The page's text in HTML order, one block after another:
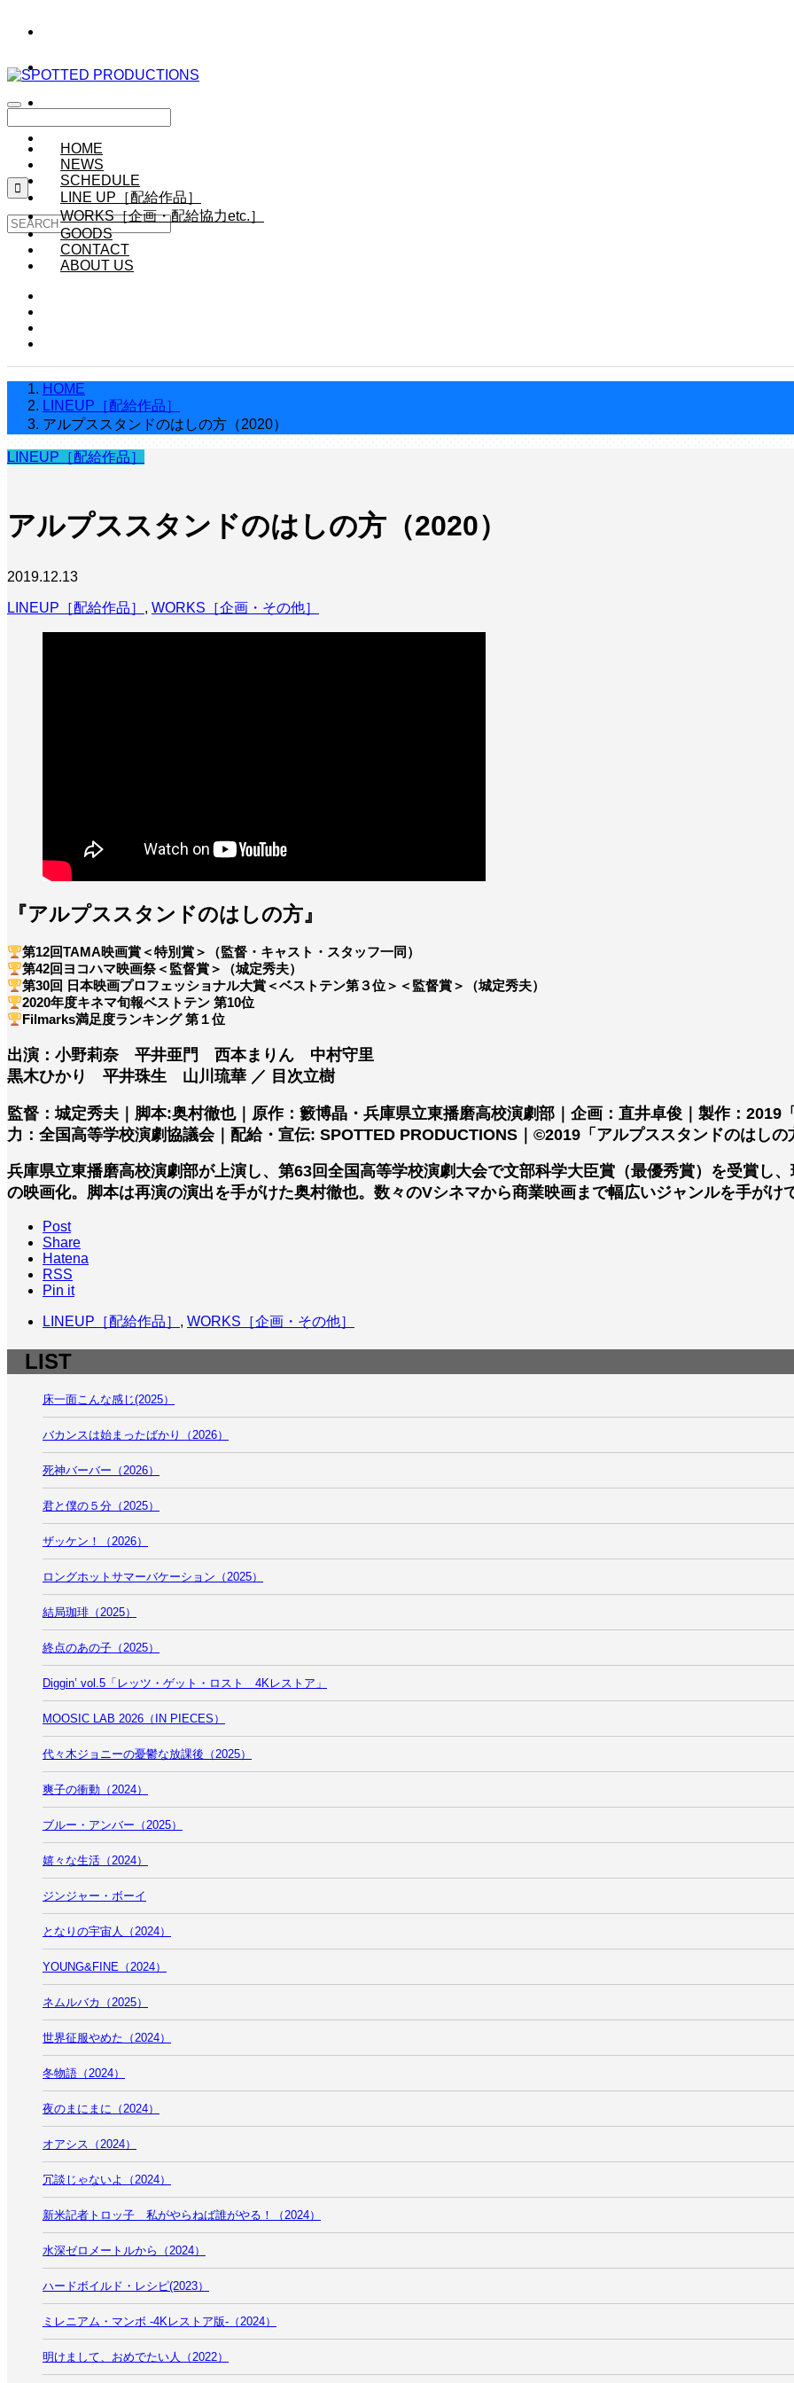

HOME
NEWS
SCHEDULE
LINE UP［配給作品］
WORKS［企画・配給協力etc.］
GOODS
CONTACT
ABOUT US
HOME
LINEUP［配給作品］
アルプススタンドのはしの方（2020）
LINEUP［配給作品］
アルプススタンドのはしの方（2020）
2019.12.13
LINEUP［配給作品］ , WORKS［企画・その他］
『アルプススタンドのはしの方』
第12回TAMA映画賞＜特別賞＞（監督・キャスト・スタッフ一同）
第42回ヨコハマ映画祭＜監督賞＞（城定秀夫）
第30回 日本映画プロフェッショナル大賞＜ベストテン第３位＞＜監督賞＞（城定秀夫）
2020年度キネマ旬報ベストテン 第10位
Filmarks満足度ランキング 第１位
出演：小野莉奈 平井亜門 西本まりん 中村守里
黒木ひかり 平井珠生 山川琉華 ／ 目次立樹
監督：城定秀夫｜脚本:奥村徹也｜原作：籔博晶・兵庫県立東播磨高校演劇部｜企画：直井卓俊｜製作：2019
力：全国高等学校演劇協議会｜配給・宣伝: SPOTTED PRODUCTIONS｜©2019「アルプススタンドのはしの
兵庫県立東播磨高校演劇部が上演し、第63回全国高等学校演劇大会で文部科学大臣賞（最優秀賞）を受賞し
の映画化。脚本は再演の演出を手がけた奥村徹也。数々のVシネマから商業映画まで幅広いジャンルを手がけ
Post
Share
Hatena
RSS
Pin it
LINEUP［配給作品］ , WORKS［企画・その他］
LIST
床一面こんな感じ(2025）
バカンスは始まったばかり（2026）
死神バーバー（2026）
君と僕の５分（2025）
ザッケン！（2026）
ロングホットサマーバケーション（2025）
結局珈琲（2025）
終点のあの子（2025）
Diggin’ vol.5「レッツ・ゲット・ロスト 4Kレストア」
MOOSIC LAB 2026（IN PIECES）
代々木ジョニーの憂鬱な放課後（2025）
爽子の衝動（2024）
ブルー・アンバー（2025）
嬉々な生活（2024）
ジンジャー・ボーイ
となりの宇宙人（2024）
YOUNG&FINE（2024）
ネムルバカ（2025）
世界征服やめた（2024）
冬物語（2024）
夜のまにまに（2024）
オアシス（2024）
冗談じゃないよ（2024）
新米記者トロッ子 私がやらねば誰がやる！（2024）
水深ゼロメートルから（2024）
ハードボイルド・レシピ(2023）
ミレニアム・マンボ -4Kレストア版-（2024）
明けまして、おめでたい人（2022）